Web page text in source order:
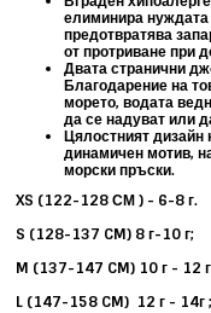
елиминира нуждата
предотвратява
от протриване при
Двата странични
Благодарение на
морето, водата
да се надуват или
Цялостният дизайн
динамичен мотив,
морски пръски.
XS (122-128 СМ ) - 6-8 г.
S (128-137 CM) 8 г-10 г;
M (137-147 CM) 10 г - 12
L (147-158 CM) 12 г - 14г ;